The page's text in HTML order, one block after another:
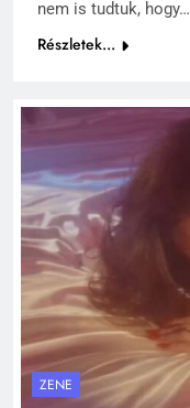
nem is tudtuk, hogy…
Részletek...
ZENE